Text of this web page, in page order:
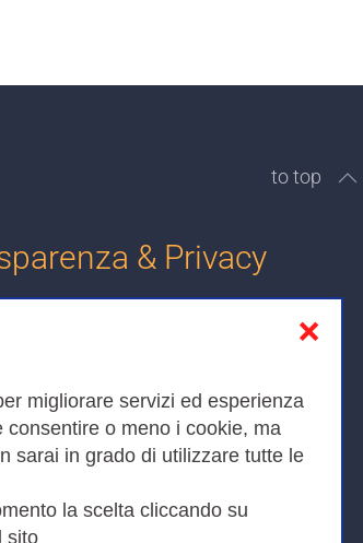
migliorare servizi ed esperienza
o meno i cookie, ma
sarai in grado di utilizzare tutte le
la scelta cliccando su
sito
❌
to top
& Privacy
trasparente
Gara